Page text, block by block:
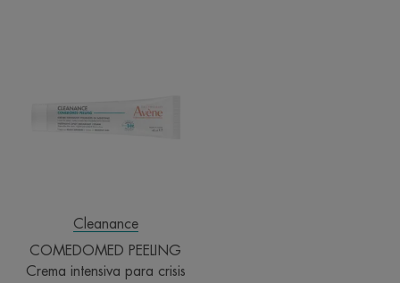
para
Cleanance
COMEDOMED PEELING
Crema intensiva para crisis